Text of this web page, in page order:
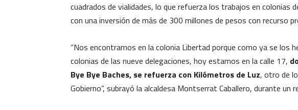
cuadrados de vialidades, lo que refuerza los trabajos en colonias
con una inversión de más de 300 millones de pesos con recurso
“Nos encontramos en la colonia Libertad porque como ya se los
colonias de las nueve delegaciones, hoy estamos en la calle 17,
Bye Bye Baches, se refuerza con Kilómetros de Luz, otro de
Gobierno”, subrayó la alcaldesa Montserrat Caballero, durante un